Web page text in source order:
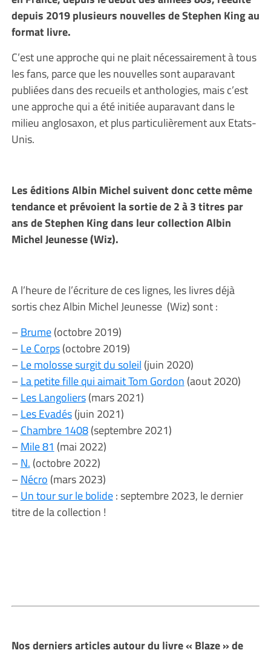
depuis 2019 plusieurs nouvelles de Stephen King au
format livre.
C’est une approche qui ne plait nécessairement à tous
les fans, parce que les nouvelles sont auparavant
publiées dans des recueils et anthologies, mais c’est
une approche qui a été initiée auparavant dans le
milieu anglosaxon, et plus particulièrement aux Etats-
Unis.
Les éditions Albin Michel suivent donc cette même
tendance et prévoient la sortie de 2 à 3 titres par
ans de Stephen King dans leur collection Albin
Michel Jeunesse (Wiz).
A l’heure de l’écriture de ces lignes, les livres déjà
sortis chez Albin Michel Jeunesse (Wiz) sont :
–Brume(octobre 2019)
–Le Corps(octobre 2019)
–Le molosse surgit du soleil (juin 2020)
–La petite fille qui aimait Tom Gordon (aout 2020)
–Les Langoliers(mars 2021)
–Les Evadés(juin 2021)
–Chambre 1408(septembre 2021)
–Mile 81 (mai 2022)
–N. (octobre 2022)
–Nécro (mars 2023)
–Un tour sur le bolide: septembre 2023, le dernier
titre de la collection !
Nos derniers articles autour du livre « Blaze » de